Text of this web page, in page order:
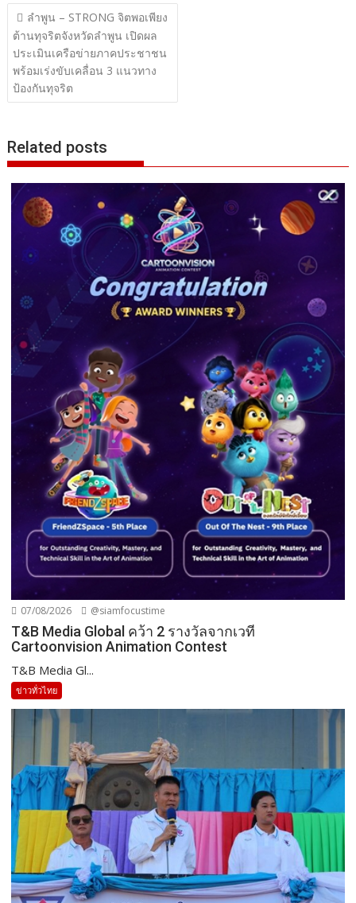
แนะแนว
เรื่อง
ลำพูน – STRONG จิตพอเพียง
ต้านทุจริตจังหวัดลำพูน เปิดผล
ประเมินเครือข่ายภาคประชาชน
พร้อมเร่งขับเคลื่อน 3 แนวทาง
ป้องกันทุจริต
Related posts
07/08/2026 @siamfocustime
T&B Media Global คว้า 2 รางวัลจากเวที
Cartoonvision Animation Contest
T&B Media Gl...
ข่าวทั่วไทย